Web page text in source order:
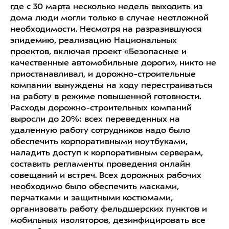
где с 30 марта несколько недель выходить из
дома люди могли только в случае неотложной
необходимости. Несмотря на разразившуюся
эпидемию, реализацию Национальных
проектов, включая проект «Безопасные и
качественные автомобильные дороги», никто не
приостанавливал, и дорожно-строительные
компании вынуждены на ходу перестраиваться
на работу в режиме повышенной готовности.
Расходы дорожно-строительных компаний
выросли до 20%: всех переведенных на
удаленную работу сотрудников надо было
обеспечить корпоративными ноутбуками,
наладить доступ к корпоративным серверам,
составить регламенты проведения онлайн
совещаний и встреч. Всех дорожных рабочих
необходимо было обеспечить масками,
перчатками и защитными костюмами,
организовать работу фельдшерских пунктов и
мобильных изоляторов, дезинфицировать все